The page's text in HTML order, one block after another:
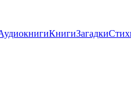
КнигиЗагадки